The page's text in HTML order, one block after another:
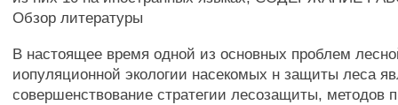
Обзор литературы
В настоящее время одной из основных проблем
иопуляционной экологии насекомых н защиты леса
совершенствование стратегии лесозащиты, методов